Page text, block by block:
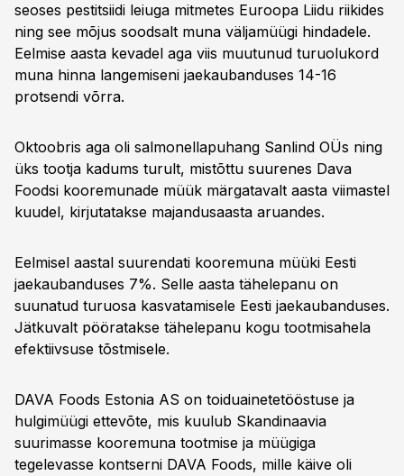
seoses pestitsiidi leiuga mitmetes Euroopa Liidu riikides
ning see mõjus soodsalt muna väljamüügi hindadele.
Eelmise aasta kevadel aga viis muutunud turuolukord
muna hinna langemiseni jaekaubanduses 14-16
protsendi võrra.
Oktoobris aga oli salmonellapuhang Sanlind OÜs ning
üks tootja kadums turult, mistõttu suurenes Dava
Foodsi kooremunade müük märgatavalt aasta viimastel
kuudel, kirjutatakse majandusaasta aruandes.
Eelmisel aastal suurendati kooremuna müüki Eesti
jaekaubanduses 7%. Selle aasta tähelepanu on
suunatud turuosa kasvatamisele Eesti jaekaubanduses.
Jätkuvalt pööratakse tähelepanu kogu tootmisahela
efektiivsuse tõstmisele.
DAVA Foods Estonia AS on toiduainetetööstuse ja
hulgimüügi ettevõte, mis kuulub Skandinaavia
suurimasse kooremuna tootmise ja müügiga
tegelevasse kontserni DAVA Foods, mille käive oli